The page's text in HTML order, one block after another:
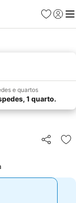
Favoritos
Iniciar
e quartos
1 quarto.
Partilhar